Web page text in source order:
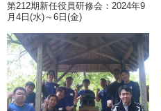
第212期新任役員研修会：2024年9
月4日(水)～6日(金)